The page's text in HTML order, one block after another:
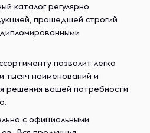
каталог регулярно
прошедшей строгий
позволит легко
тысяч наименований и
решения вашей потребности
с официальными